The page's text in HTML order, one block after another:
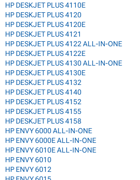
HP DESKJET PLUS 4110E
HP DESKJET PLUS 4120
HP DESKJET PLUS 4120E
HP DESKJET PLUS 4121
HP DESKJET PLUS 4122 ALL-IN-ONE
HP DESKJET PLUS 4122E
HP DESKJET PLUS 4130 ALL-IN-ONE
HP DESKJET PLUS 4130E
HP DESKJET PLUS 4132
HP DESKJET PLUS 4140
HP DESKJET PLUS 4152
HP DESKJET PLUS 4155
HP DESKJET PLUS 4158
HP ENVY 6000 ALL-IN-ONE
HP ENVY 6000E ALL-IN-ONE
HP ENVY 6010E ALL-IN-ONE
HP ENVY 6010
HP ENVY 6012